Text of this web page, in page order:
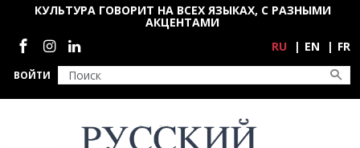
Перейти к основному содержанию
ВОЙТИ
КУЛЬТУРА ГОВОРИТ НА ВСЕХ ЯЗЫКАХ, С РАЗНЫМИ
АКЦЕНТАМИ
Социальные сети
RU EN FR